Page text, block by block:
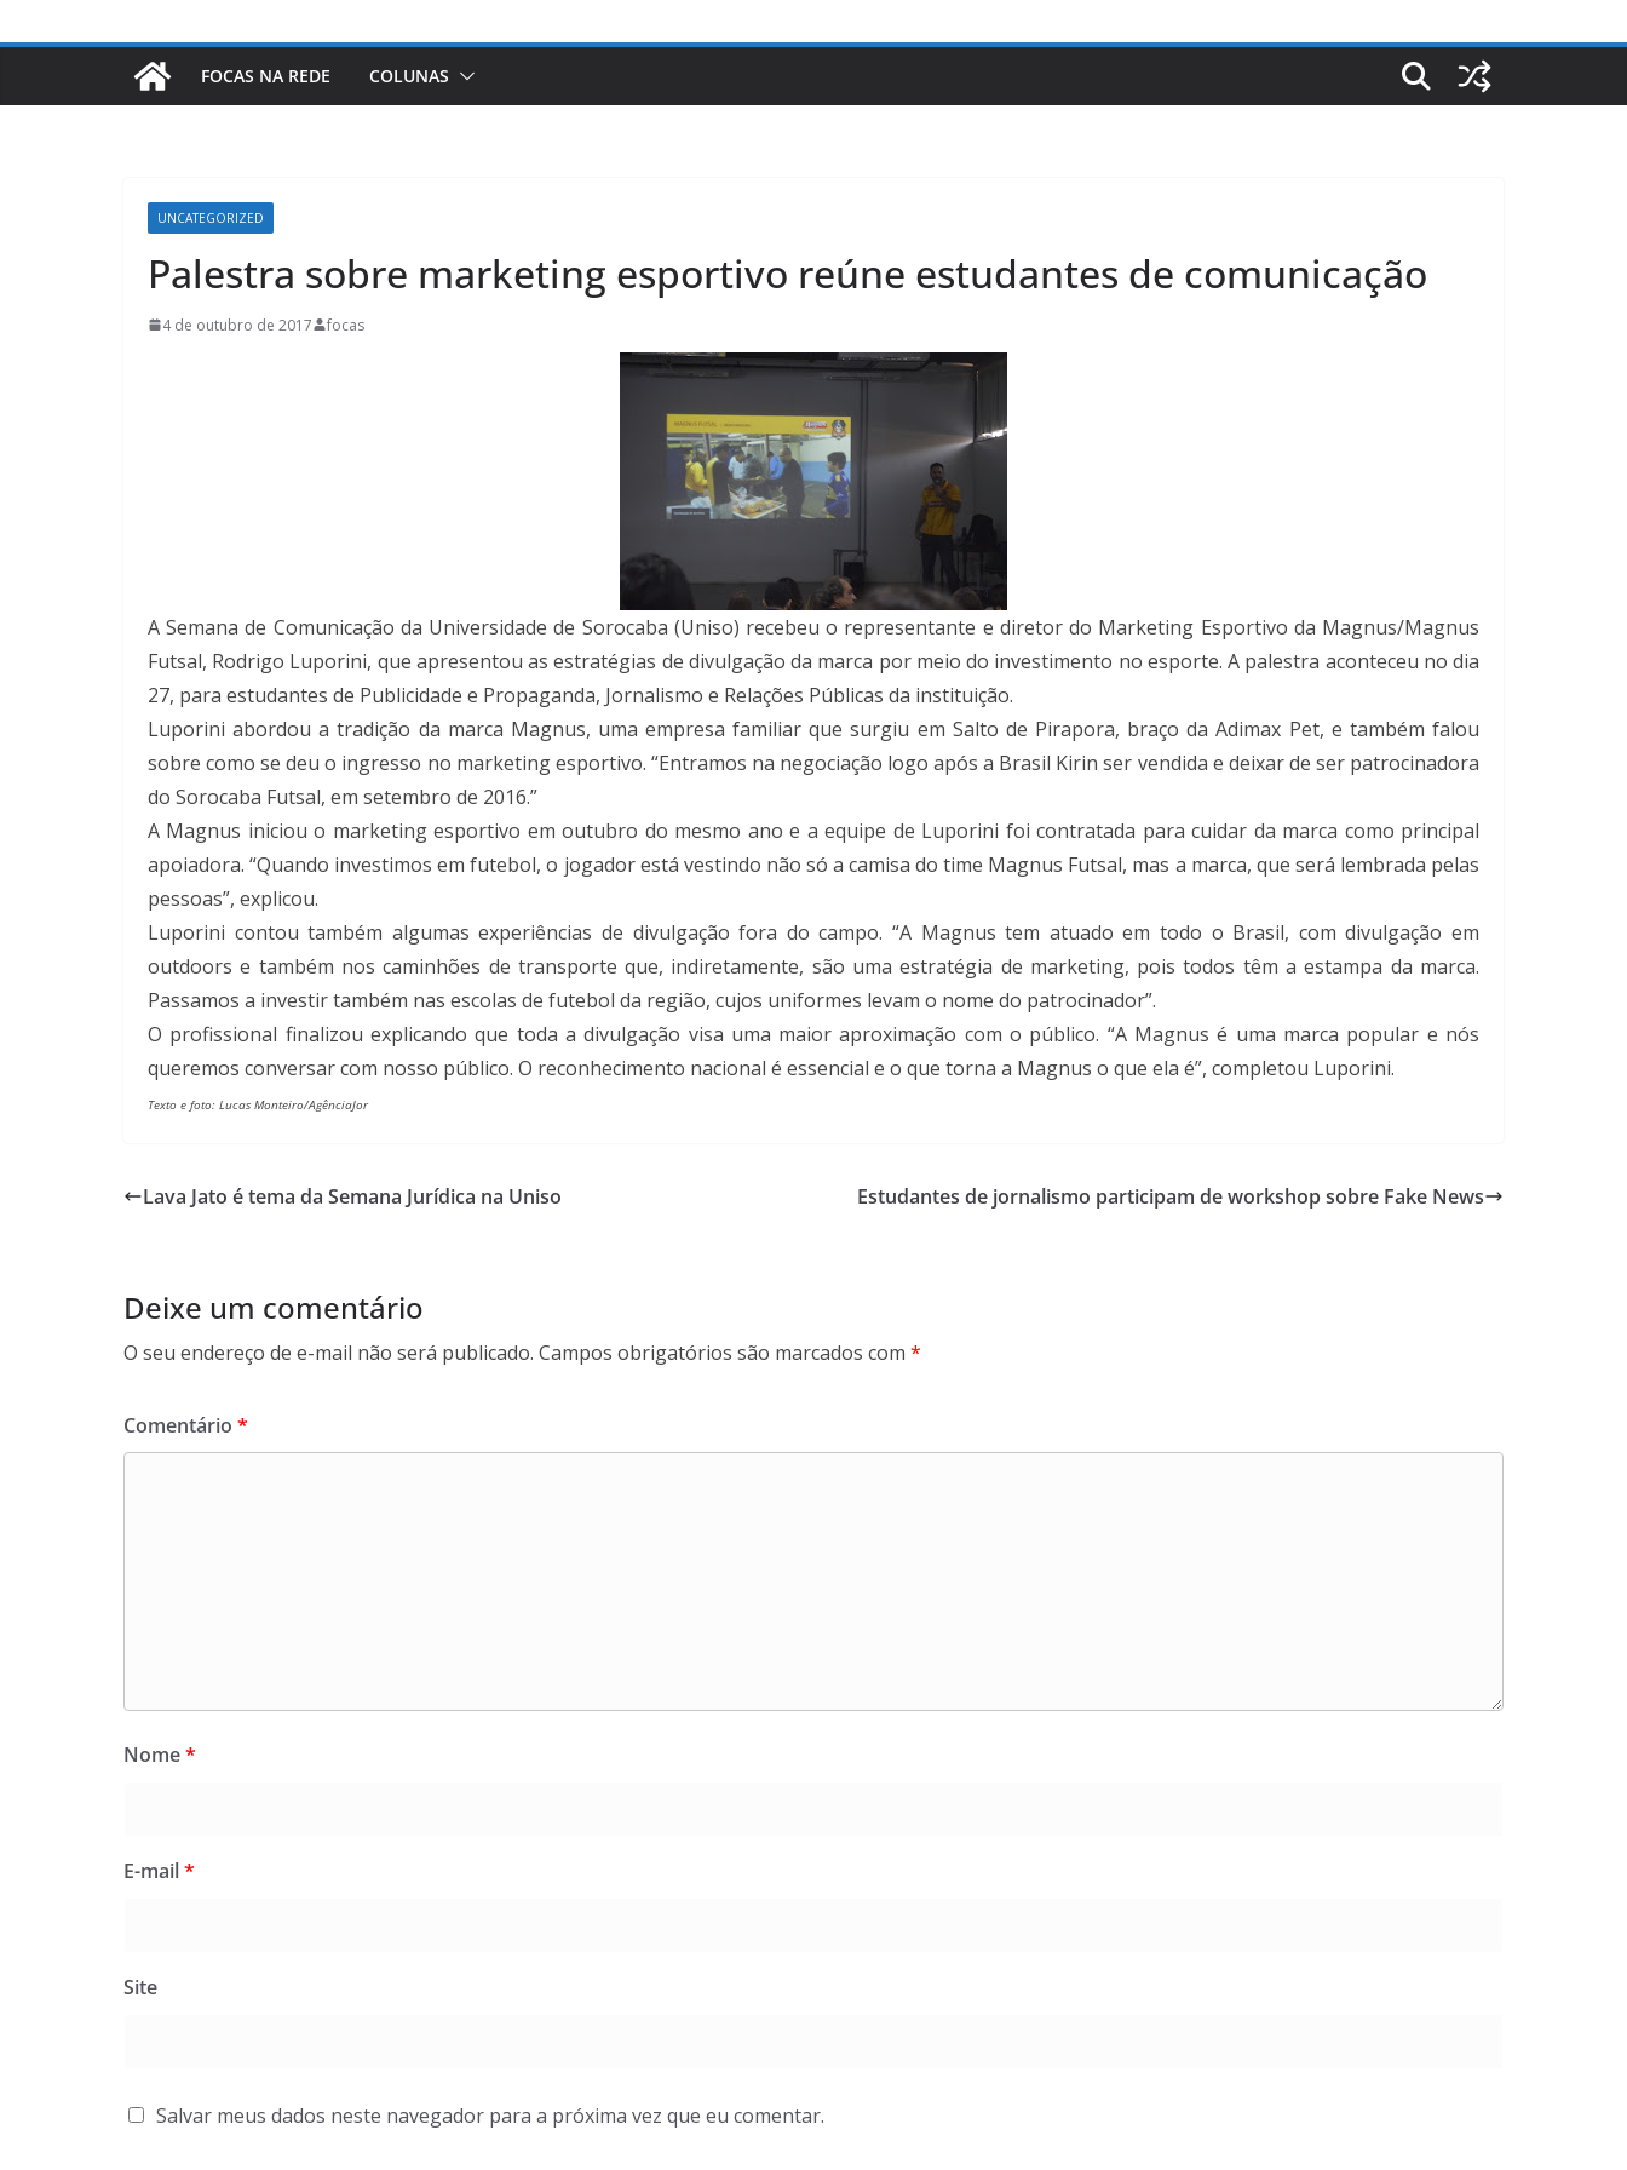
FOCAS NA REDE COLUNAS
UNCATEGORIZED
Palestra sobre marketing esportivo reúne estudantes de comunicação
4 de outubro de 2017 focas
A Semana de Comunicação da Universidade de Sorocaba (Uniso) recebeu o representante e diretor do Marketing Esportivo da Magnus/Magnus
Futsal, Rodrigo Luporini, que apresentou as estratégias de divulgação da marca por meio do investimento no esporte. A palestra aconteceu no dia
27, para estudantes de Publicidade e Propaganda, Jornalismo e Relações Públicas da instituição.
Luporini abordou a tradição da marca Magnus, uma empresa familiar que surgiu em Salto de Pirapora, braço da Adimax Pet, e também falou
sobre como se deu o ingresso no marketing esportivo. “Entramos na negociação logo após a Brasil Kirin ser vendida e deixar de ser patrocinadora
do Sorocaba Futsal, em setembro de 2016.”
A Magnus iniciou o marketing esportivo em outubro do mesmo ano e a equipe de Luporini foi contratada para cuidar da marca como principal
apoiadora. “Quando investimos em futebol, o jogador está vestindo não só a camisa do time Magnus Futsal, mas a marca, que será lembrada pelas
pessoas”, explicou.
Luporini contou também algumas experiências de divulgação fora do campo. “A Magnus tem atuado em todo o Brasil, com divulgação em
outdoors e também nos caminhões de transporte que, indiretamente, são uma estratégia de marketing, pois todos têm a estampa da marca.
Passamos a investir também nas escolas de futebol da região, cujos uniformes levam o nome do patrocinador”.
O profissional finalizou explicando que toda a divulgação visa uma maior aproximação com o público. “A Magnus é uma marca popular e nós
queremos conversar com nosso público. O reconhecimento nacional é essencial e o que torna a Magnus o que ela é”, completou Luporini.
Texto e foto: Lucas Monteiro/AgênciaJor
Lava Jato é tema da Semana Jurídica na Uniso Estudantes de jornalismo participam de workshop sobre Fake News
Deixe um comentário
O seu endereço de e-mail não será publicado. Campos obrigatórios são marcados com *
Comentário *
Nome*
E-mail*
Site
Salvar meus dados neste navegador para a próxima vez que eu comentar.